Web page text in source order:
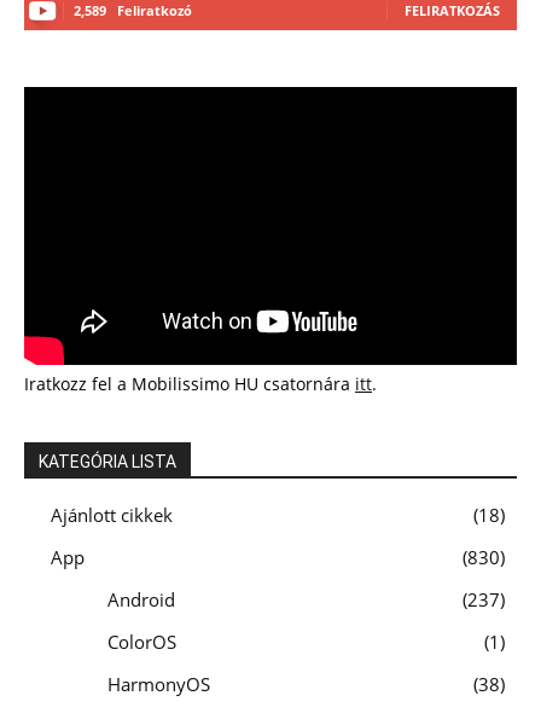
2,589 Feliratkozó FELIRATKOZÁS
Iratkozz fel a Mobilissimo HU csatornára itt.
KATEGÓRIA LISTA
Ajánlott cikkek
18
App
830
Android
237
ColorOS
1
HarmonyOS
38